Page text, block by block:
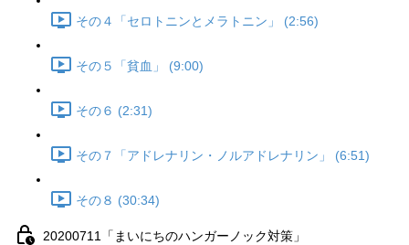
その４「セロトニンとメラトニン」 (2:56)
その５「貧血」 (9:00)
その６ (2:31)
その７「アドレナリン・ノルアドレナリン」 (6:51)
その８ (30:34)
20200711「まいにちのハンガーノック対策」